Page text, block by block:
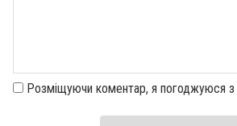
Розміщуючи коментар, я погоджуюся з